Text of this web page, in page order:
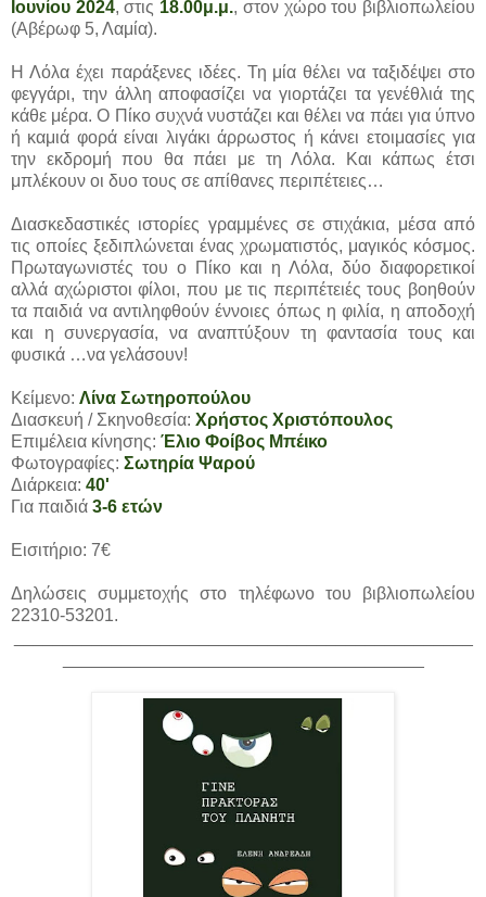
Ιουνίου 2024, στις 18.00μ.μ., στον χώρο του βιβλιοπωλείου
(Αβέρωφ 5, Λαμία).
Η Λόλα έχει παράξενες ιδέες. Τη μία θέλει να ταξιδέψει στο
φεγγάρι, την άλλη αποφασίζει να γιορτάζει τα γενέθλιά της
κάθε μέρα. Ο Πίκο συχνά νυστάζει και θέλει να πάει για ύπνο
ή καμιά φορά είναι λιγάκι άρρωστος ή κάνει ετοιμασίες για
την εκδρομή που θα πάει με τη Λόλα. Και κάπως έτσι
μπλέκουν οι δυο τους σε απίθανες περιπέτειες…
Διασκεδαστικές ιστορίες γραμμένες σε στιχάκια, μέσα από
τις οποίες ξεδιπλώνεται ένας χρωματιστός, μαγικός κόσμος.
Πρωταγωνιστές του ο Πίκο και η Λόλα, δύο διαφορετικοί
αλλά αχώριστοι φίλοι, που με τις περιπέτειές τους βοηθούν
τα παιδιά να αντιληφθούν έννοιες όπως η φιλία, η αποδοχή
και η συνεργασία, να αναπτύξουν τη φαντασία τους και
φυσικά …να γελάσουν!
Κείμενο: Λίνα Σωτηροπούλου
Διασκευή / Σκηνοθεσία: Χρήστος Χριστόπουλος
Επιμέλεια κίνησης: Έλιο Φοίβος Μπέικο
Φωτογραφίες: Σωτηρία Ψαρού
Διάρκεια: 40'
Για παιδιά 3-6 ετών
Εισιτήριο: 7€
Δηλώσεις συμμετοχής στο τηλέφωνο του βιβλιοπωλείου
22310-53201.